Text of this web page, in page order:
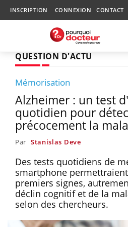
INSCRIPTION CONNEXION CONTACT
QUESTION D'ACTU
Mémorisation
Alzheimer : un test
quotidien pour
précocement la
Par Stanislas Deve
Des tests quotidiens de
smartphone
premiers signes,
déclin cognitif et de la
selon des chercheurs.